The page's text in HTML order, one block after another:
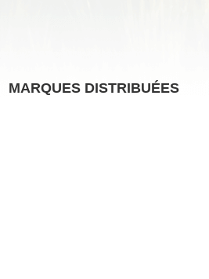
MARQUES DISTRIBUÉES